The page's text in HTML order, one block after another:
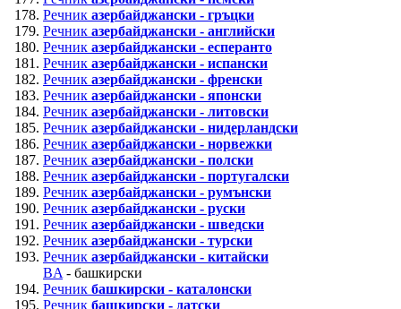
Речник азербайджански - гръцки
Речник азербайджански - английски
Речник азербайджански - есперанто
Речник азербайджански - испански
Речник азербайджански - френски
Речник азербайджански - японски
Речник азербайджански - литовски
Речник азербайджански - нидерландски
Речник азербайджански - норвежки
Речник азербайджански - полски
Речник азербайджански - португалски
Речник азербайджански - румънски
Речник азербайджански - руски
Речник азербайджански - шведски
Речник азербайджански - турски
Речник азербайджански - китайски
BA - башкирски
Речник башкирски - каталонски
Речник башкирски - датски